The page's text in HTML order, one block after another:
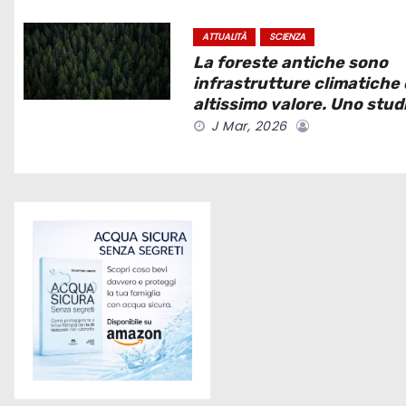
o
n
e
t
o
l
ATTUALITÀ SCIENZA
La foreste antiche sono
infrastrutture climatiche
altissimo valore. Uno
J Mar, 2026